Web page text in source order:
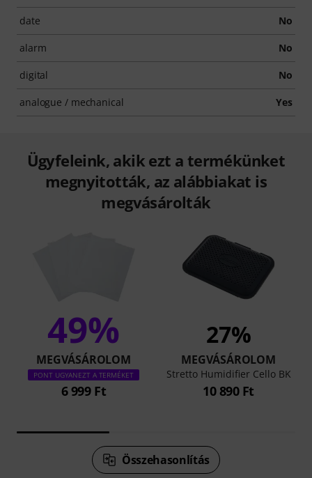
date No
alarm No
digital No
analogue / mechanical Yes
Ügyfeleink, akik ezt a termékünket
megnyitották, az alábbiakat is
megvásárolták
49%
MEGVÁSÁROLOM
PONT UGYANEZT A TERMÉKET
6 999 Ft
27%
MEGVÁSÁROLOM
Stretto Humidifier Cello BK
10 890 Ft
Összehasonlítás